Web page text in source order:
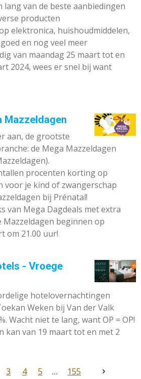
lang van de beste aanbiedingen
producten
elektronica, huishoudmiddelen,
en nog veel meer
van maandag 25 maart tot en
2024, wees er snel bij want
Mazzeldagen
aan, de grootste
de Mega Mazzeldagen
procenten korting op
voor je kind of zwangerschap
bij Prénatal!
van Mega Dagdeals met extra
beginnen op
om 21.00 uur!
- Vroege
hotelovernachtingen
Weken bij Van der Valk
Wacht niet te lang, want OP = OP!
kan van 19 maart tot en met 2
3 4 5 155